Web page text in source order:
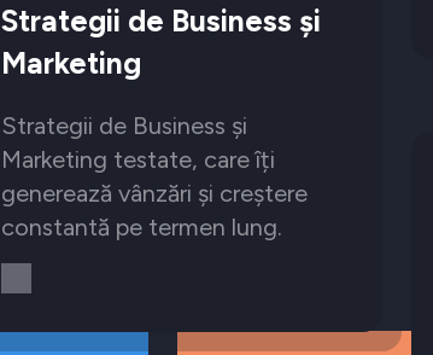
Strategii de Business și
Marketing
Strategii de Business și
Marketing testate, care îți
generează vânzări și creștere
constantă pe termen lung.